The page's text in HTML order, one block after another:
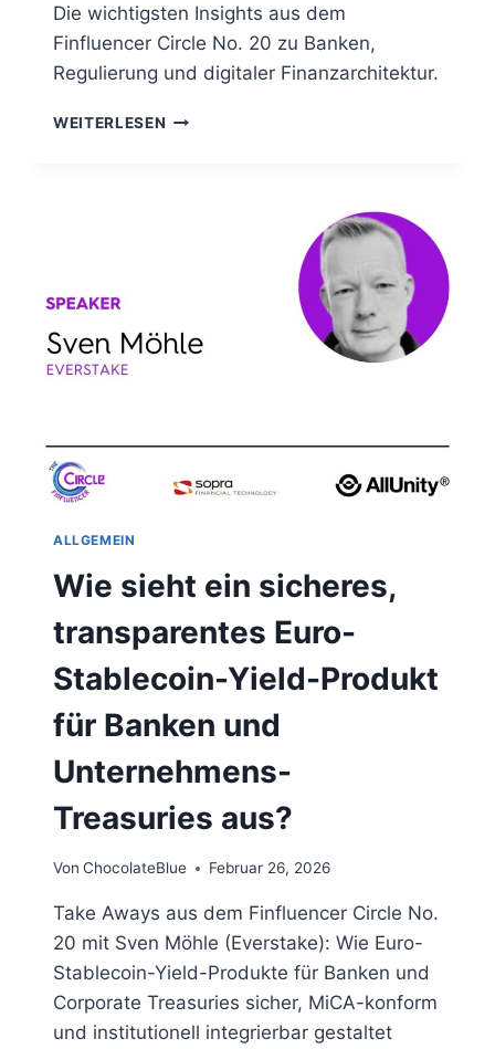
Die wichtigsten Insights aus dem
Finfluencer Circle No. 20 zu Banken,
Regulierung und digitaler Finanzarchitektur.
WEITERLESEN
ASSETS
MONEY
ALLGEMEIN
Wie sieht ein sicheres,
transparentes Euro-
Stablecoin-Yield-Produkt
für Banken und
Unternehmens-
Treasuries aus?
Von ChocolateBlue Februar 26, 2026
Take Aways aus dem Finfluencer Circle No.
20 mit Sven Möhle (Everstake): Wie Euro-
Stablecoin-Yield-Produkte für Banken und
Corporate Treasuries sicher, MiCA-konform
und institutionell integrierbar gestaltet